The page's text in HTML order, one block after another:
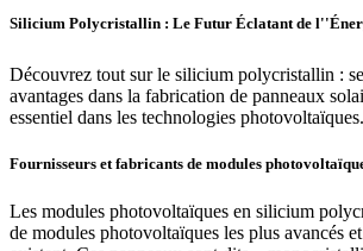
Silicium Polycristallin : Le Futur Éclatant de
Découvrez tout sur le silicium polycristallin :
avantages dans la fabrication de panneaux
essentiel dans les technologies photovoltaïques.
Fournisseurs et fabricants de modules
Les modules photovoltaïques en silicium
de modules photovoltaïques les plus avancés